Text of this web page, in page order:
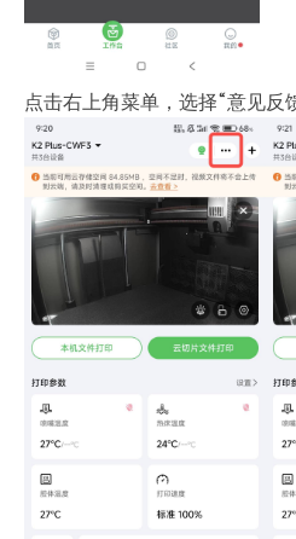
点击右上角菜单，选择“意见反